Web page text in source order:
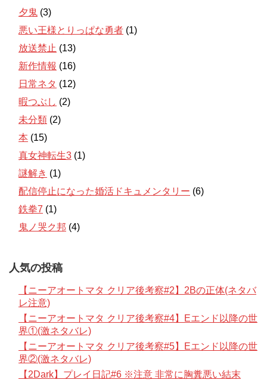
夕鬼 (3)
悪い王様とりっぱな勇者 (1)
放送禁止 (13)
新作情報 (16)
日常ネタ (12)
暇つぶし (2)
未分類 (2)
本 (15)
真女神転生3 (1)
謎解き (1)
配信停止になった婚活ドキュメンタリー (6)
鉄拳7 (1)
鬼ノ哭ク邦 (4)
人気の投稿
【ニーアオートマタ クリア後考察#2】2Bの正体(ネタバ
レ注意)
【ニーアオートマタ クリア後考察#4】Eエンド以降の世
界①(激ネタバレ)
【ニーアオートマタ クリア後考察#5】Eエンド以降の世
界②(激ネタバレ)
【2Dark】プレイ日記#6 ※注意 非常に胸糞悪い結末